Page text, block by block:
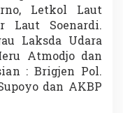
Letkol Laut
Laut Soenardi.
Laksda Udara
Atmodjo dan
: Brigjen Pol.
dan AKBP